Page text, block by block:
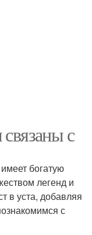
с
богатую
легенд и
в уста, добавляя
с